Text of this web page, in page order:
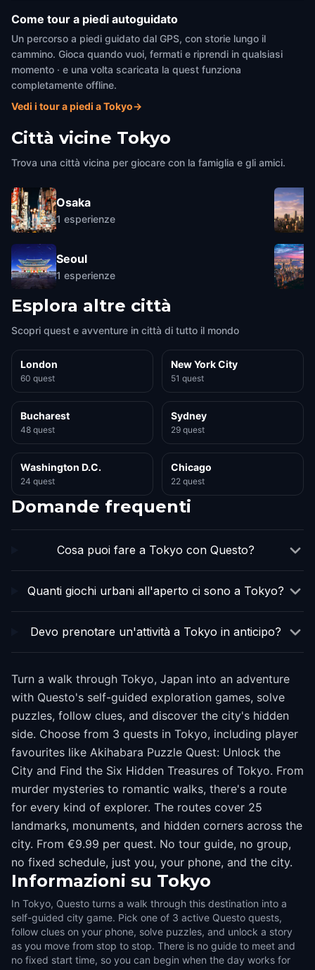
Come tour a piedi autoguidato
Un percorso a piedi guidato dal GPS, con storie lungo il
cammino. Gioca quando vuoi, fermati e riprendi in qualsiasi
momento · e una volta scaricata la quest funziona
completamente offline.
Vedi i tour a piedi a Tokyo→
Città vicine Tokyo
Trova una città vicina per giocare con la famiglia e gli amici.
Osaka
1 esperienze
Seoul
1 esperienze
Esplora altre città
Scopri quest e avventure in città di tutto il mondo
London
60 quest
New York City
51 quest
Bucharest
48 quest
Sydney
29 quest
Washington D.C.
24 quest
Chicago
22 quest
Domande frequenti
Cosa puoi fare a Tokyo con Questo?
Quanti giochi urbani all'aperto ci sono a Tokyo?
Devo prenotare un'attività a Tokyo in anticipo?
Turn a walk through Tokyo, Japan into an adventure
with Questo's self-guided exploration games, solve
puzzles, follow clues, and discover the city's hidden
side. Choose from 3 quests in Tokyo, including player
favourites like Akihabara Puzzle Quest: Unlock the
City and Find the Six Hidden Treasures of Tokyo. From
murder mysteries to romantic walks, there's a route
for every kind of explorer. The routes cover 25
landmarks, monuments, and hidden corners across the
city. From €9.99 per quest. No tour guide, no group,
no fixed schedule, just you, your phone, and the city.
Informazioni su Tokyo
In Tokyo, Questo turns a walk through this destination into a
self-guided city game. Pick one of 3 active Questo quests,
follow clues on your phone, solve puzzles, and unlock a story
as you move from stop to stop. There is no guide to meet and
no fixed start time, so you can begin when the day works for